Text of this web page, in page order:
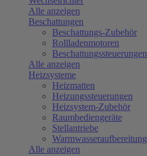
Alle anzeigen
Beschattungen
Beschattungs-Zubehör
Rollladenmotoren
Beschattungssteuerungen
Alle anzeigen
Heizsysteme
Heizmatten
Heizungssteuerungen
Heizsystem-Zubehör
Raumbediengeräte
Stellantriebe
Warmwasseraufbereitung
Alle anzeigen